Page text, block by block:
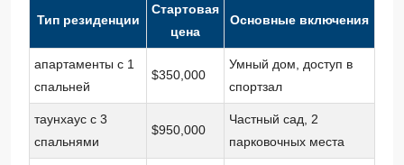
Тип резиденции
Стартовая
цена
Основные включения
апартаменты с 1
спальней
$350,000
Умный дом, доступ в
спортзал
таунхаус с 3
спальнями
$950,000
Частный сад, 2
парковочных места